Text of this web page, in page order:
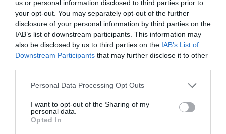
us or personal information disclosed to third parties prior to
your opt-out. You may separately opt-out of the further
disclosure of your personal information by third parties on the
IAB’s list of downstream participants. This information may
also be disclosed by us to third parties on the IAB’s List of
Downstream Participants that may further disclose it to other
Personal Data Processing Opt Outs
I want to opt-out of the Sharing of my
personal data.
Opted In